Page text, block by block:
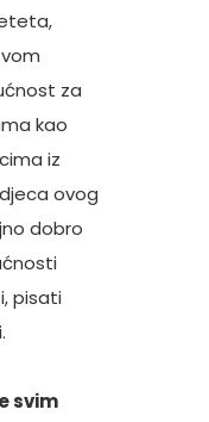
za
kao
iz
ovog
dobro
pisati
svim